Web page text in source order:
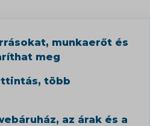
munkaerőt és
meg
több
az árak és a